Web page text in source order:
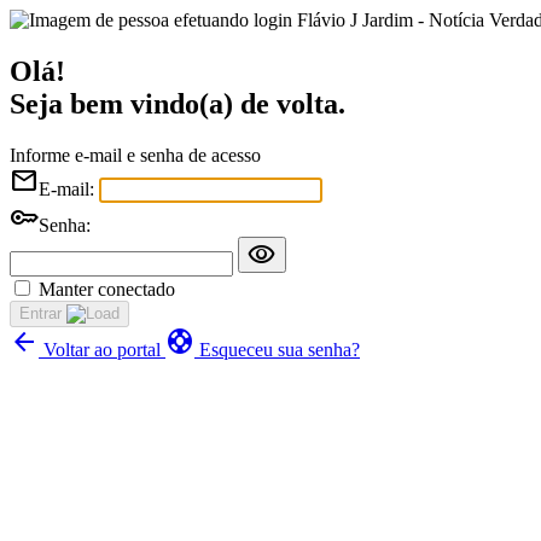
Flávio J Jardim - Notícia
Olá!
Seja bem vindo(a) de volta.
Informe e-mail e senha de acesso
mailE-mail:
keySenha:
visibility
Manter conectado
Entrar
arrow_back Voltar ao portal support Esqueceu sua senha?